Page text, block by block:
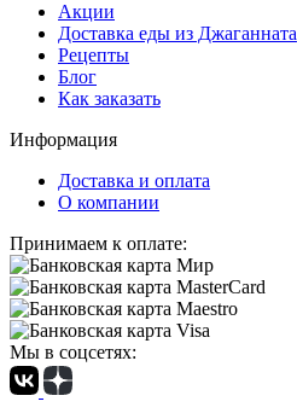
Акции
Доставка еды из Джаганната
Рецепты
Блог
Как заказать
Информация
Доставка и оплата
О компании
Принимаем к оплате:
Мы в соцсетях: